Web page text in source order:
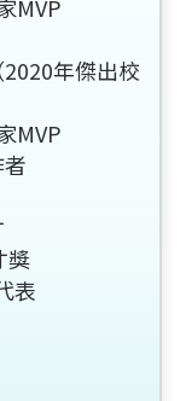
MVP
年傑出校
MVP
獎
表